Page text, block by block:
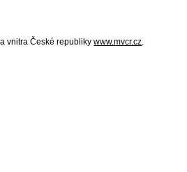
vnitra České republikywww.mvcr.cz.